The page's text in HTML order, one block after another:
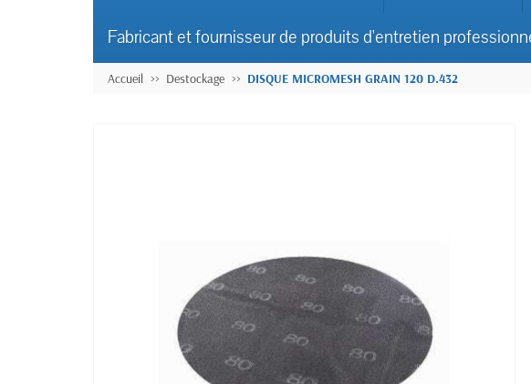
Fabricant et fournisseur de produits d'entretien
Accueil Destockage DISQUE MICROMESH GRAIN 120 D.432